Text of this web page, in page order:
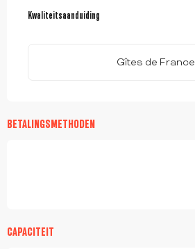
Kwaliteitsaanduiding
Kwaliteitsaanduiding
Gîtes de France
BETALINGSMETHODEN
CAPACITEIT